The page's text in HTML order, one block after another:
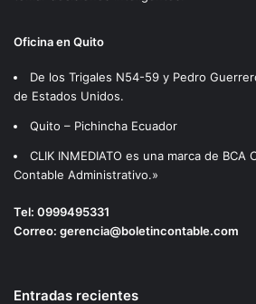
Oficina en Quito
De los Trigales N54-59 y Pedro
de Estados Unidos.
Quito – Pichincha Ecuador
CLIK INMEDIATO es una marca de BCA
Contable Administrativo.»
Tel: 0999495331
Correo: gerencia@boletincontable.com
Entradas recientes